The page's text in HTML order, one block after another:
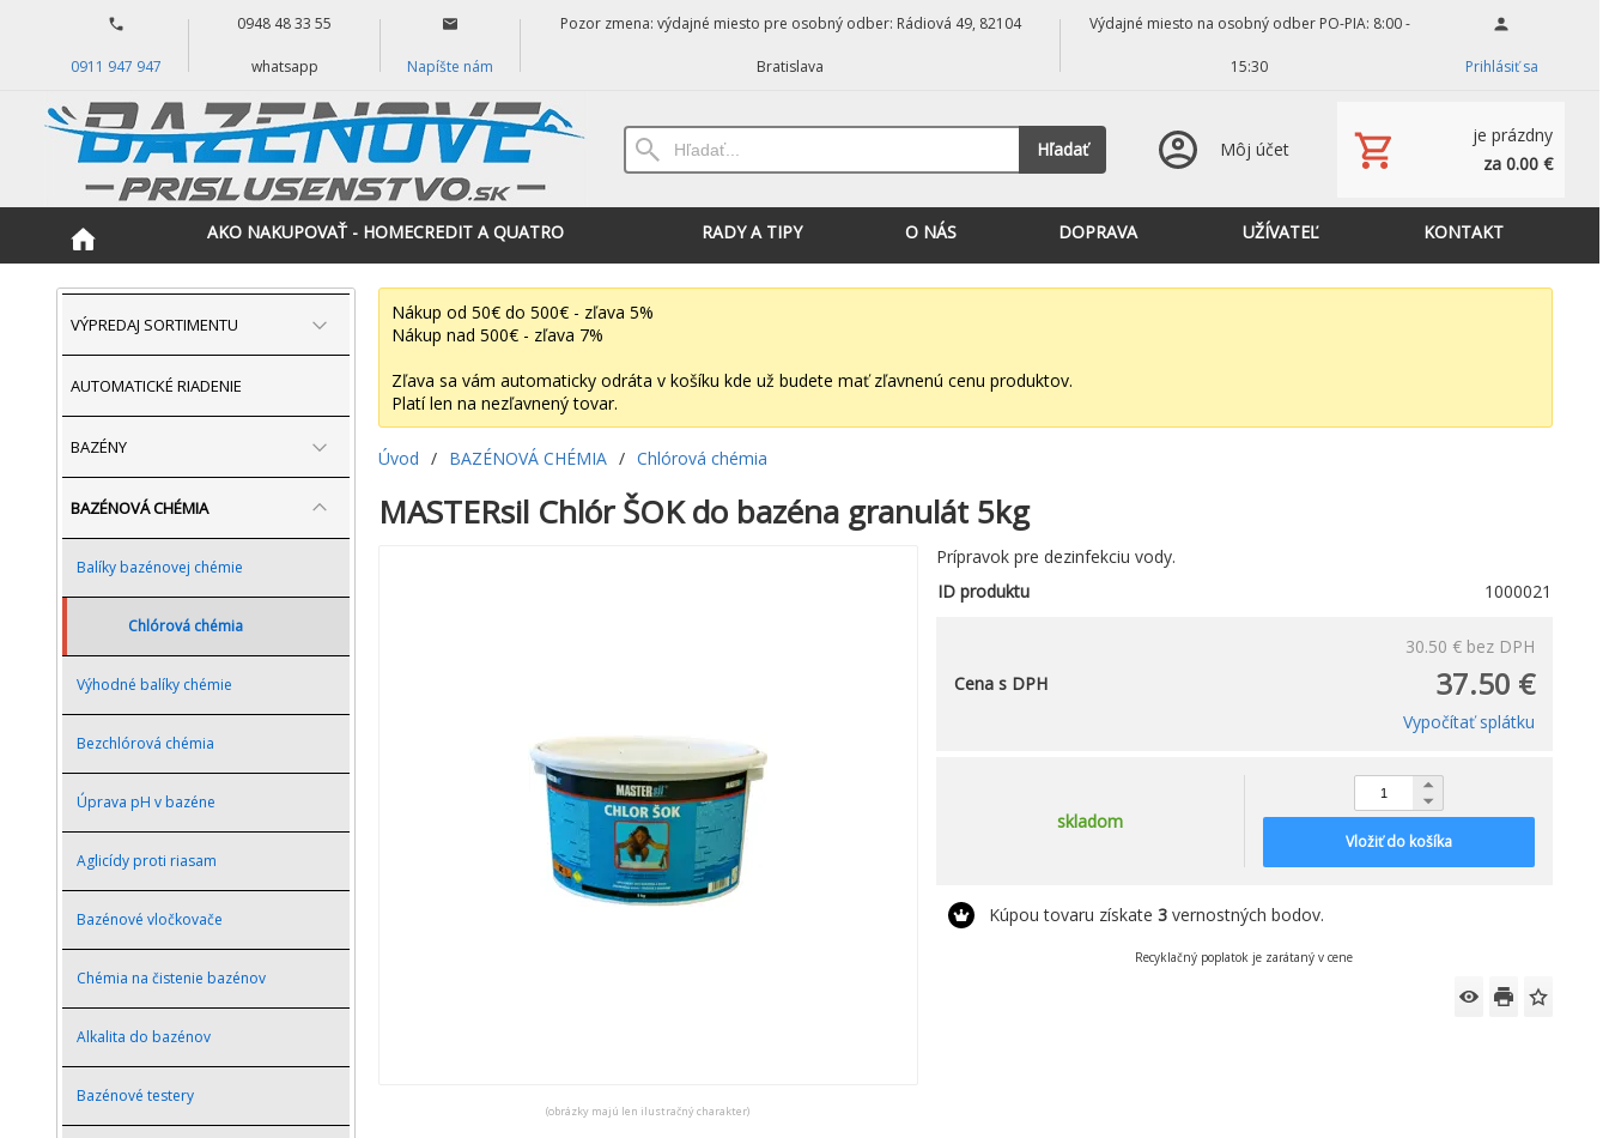
0911 947 947
0948 48 33 55
whatsapp Napíšte nám
Pozor zmena: výdajné miesto pre osobný odber: Rádiová 49, 82104
Bratislava
Výdajné miesto na osobný odber PO-PIA: 8:00 -
15:30 Prihlásiť sa
Hľadať Môj účet
je prázdny
za 0.00 €
AKO NAKUPOVAŤ - HOMECREDIT A QUATRO RADY A TIPY O NÁS DOPRAVA UŽÍVATEĽ KONTAKT
VÝPREDAJ SORTIMENTU
AUTOMATICKÉ RIADENIE
BAZÉNY
BAZÉNOVÁ CHÉMIA
Balíky bazénovej chémie
Chlórová chémia
Výhodné balíky chémie
Bezchlórová chémia
Úprava pH v bazéne
Aglicídy proti riasam
Bazénové vločkovače
Chémia na čistenie bazénov
Alkalita do bazénov
Bazénové testery
Nákup od 50€ do 500€ - zľava 5%
Nákup nad 500€ - zľava 7%
Zľava sa vám automaticky odráta v košíku kde už budete mať zľavnenú cenu produktov.
Platí len na nezľavnený tovar.
Úvod / BAZÉNOVÁ CHÉMIA / Chlórová chémia
MASTERsil Chlór ŠOK do bazéna granulát 5kg
(obrázky majú len ilustračný charakter)
Prípravok pre dezinfekciu vody.
ID produktu
1000021
30.50 € bez DPH
37.50 €
Cena s DPH
Vypočítať splátku
skladom
Vložiť do košíka
Kúpou tovaru získate 3vernostných bodov.
Recyklačný poplatok je zarátaný v cene